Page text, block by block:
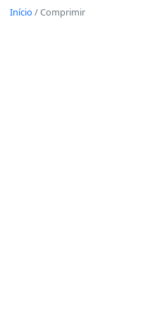
Início /Comprimir